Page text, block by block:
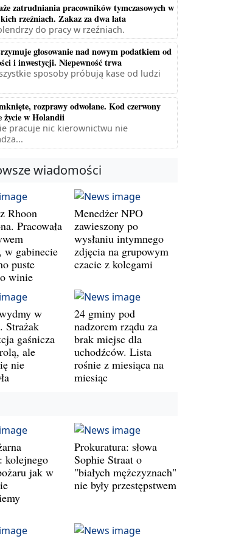
zatrudniania pracowników tymczasowych w
rzeźniach. Zakaz za dwa lata
do pracy w rzeźniach.
głosowanie nad nowym podatkiem od
i inwestycji. Niepewność trwa
sposoby próbują kase od ludzi
rozprawy odwołane. Kod czerwony
życie w Holandii
pracuje nic kierownictwu nie
wiadomości
Rhoon
Pracowała
w gabinecie
puste
winie
Menedżer NPO
zawieszony po
wysłaniu intymnego
zdjęcia na grupowym
czacie z kolegami
w
Strażak
gaśnicza
ale
nie
24 gminy pod
nadzorem rządu za
brak miejsc dla
uchodźców. Lista
rośnie z miesiąca na
miesiąc
kolejnego
jak w
Prokuratura: słowa
Sophie Straat o
"białych mężczyznach"
nie były przestępstwem